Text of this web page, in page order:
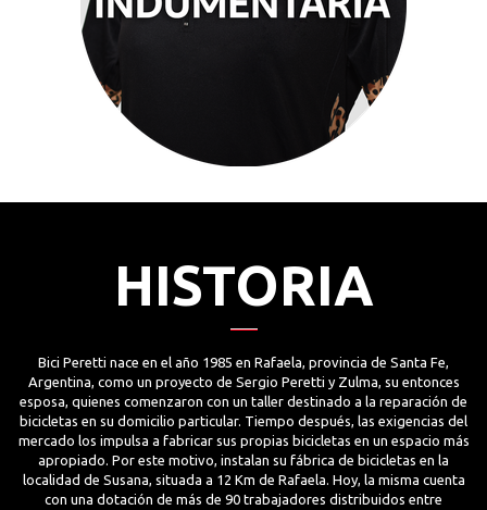
HISTORIA
Bici Peretti nace en el año 1985 en Rafaela, provincia de Santa Fe,
Argentina, como un proyecto de Sergio Peretti y Zulma, su entonces
esposa, quienes comenzaron con un taller destinado a la reparación de
bicicletas en su domicilio particular. Tiempo después, las exigencias del
mercado los impulsa a fabricar sus propias bicicletas en un espacio más
apropiado. Por este motivo, instalan su fábrica de bicicletas en la
localidad de Susana, situada a 12 Km de Rafaela. Hoy, la misma cuenta
con una dotación de más de 90 trabajadores distribuidos entre